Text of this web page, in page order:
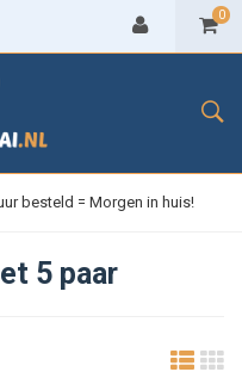
0
besteld = Morgen in huis!
5 paar